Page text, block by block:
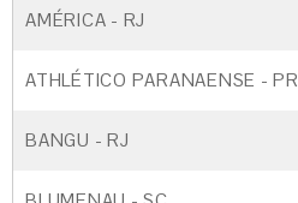
AMÉRICA - RJ
ATHLÉTICO PARANAENSE - PR
BANGU - RJ